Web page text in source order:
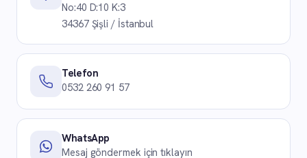
No:40 D:10 K:3
34367 Şişli / İstanbul
Telefon
0532 260 91 57
WhatsApp
Mesaj göndermek için tıklayın